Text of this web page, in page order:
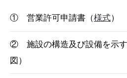
① 営業許可申請書（様式）
② 施設の構造及び設備を示す
図）